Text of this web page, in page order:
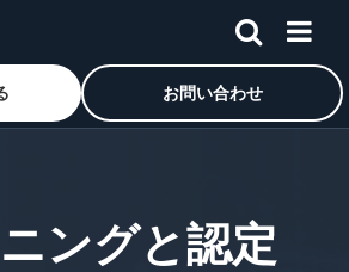
お問い合わせ
ニングと認定